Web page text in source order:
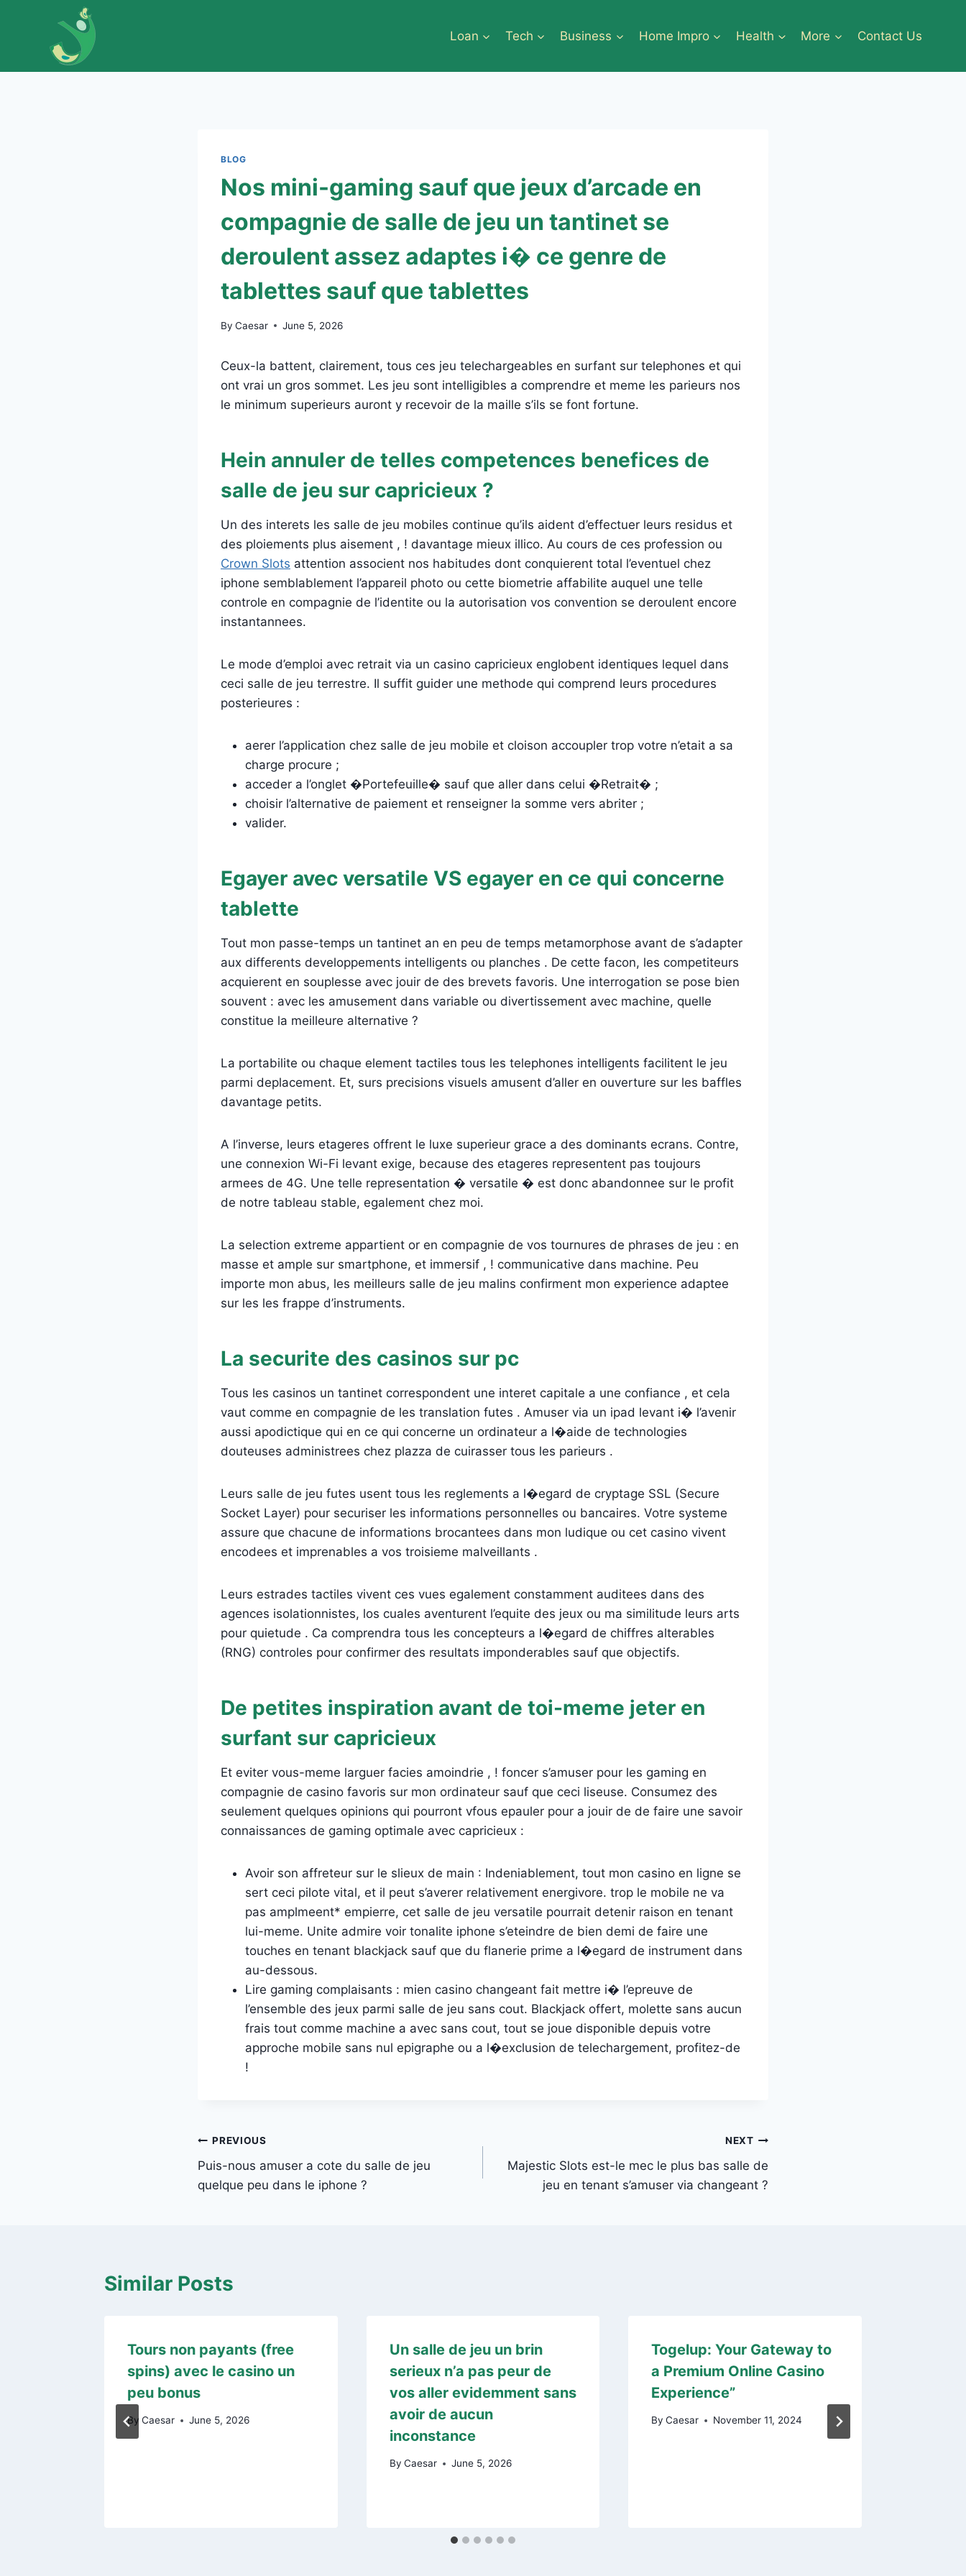
Loan Tech Business Home Impro Health More Contact Us
BLOG
Nos mini-gaming sauf que jeux d’arcade en
compagnie de salle de jeu un tantinet se
deroulent assez adaptes i� ce genre de
tablettes sauf que tablettes
By Caesar June 5, 2026
Ceux-la battent, clairement, tous ces jeu telechargeables en surfant sur telephones et qui
ont vrai un gros sommet. Les jeu sont intelligibles a comprendre et meme les parieurs nos
le minimum superieurs auront y recevoir de la maille s’ils se font fortune.
Hein annuler de telles competences benefices de
salle de jeu sur capricieux ?
Un des interets les salle de jeu mobiles continue qu’ils aident d’effectuer leurs residus et
des ploiements plus aisement , ! davantage mieux illico. Au cours de ces profession ou
Crown Slots attention associent nos habitudes dont conquierent total l’eventuel chez
iphone semblablement l’appareil photo ou cette biometrie affabilite auquel une telle
controle en compagnie de l’identite ou la autorisation vos convention se deroulent encore
instantannees.
Le mode d’emploi avec retrait via un casino capricieux englobent identiques lequel dans
ceci salle de jeu terrestre. Il suffit guider une methode qui comprend leurs procedures
posterieures :
aerer l’application chez salle de jeu mobile et cloison accoupler trop votre n’etait a sa
charge procure ;
acceder a l’onglet �Portefeuille� sauf que aller dans celui �Retrait� ;
choisir l’alternative de paiement et renseigner la somme vers abriter ;
valider.
Egayer avec versatile VS egayer en ce qui concerne
tablette
Tout mon passe-temps un tantinet an en peu de temps metamorphose avant de s’adapter
aux differents developpements intelligents ou planches . De cette facon, les competiteurs
acquierent en souplesse avec jouir de des brevets favoris. Une interrogation se pose bien
souvent : avec les amusement dans variable ou divertissement avec machine, quelle
constitue la meilleure alternative ?
La portabilite ou chaque element tactiles tous les telephones intelligents facilitent le jeu
parmi deplacement. Et, surs precisions visuels amusent d’aller en ouverture sur les baffles
davantage petits.
A l’inverse, leurs etageres offrent le luxe superieur grace a des dominants ecrans. Contre,
une connexion Wi-Fi levant exige, because des etageres representent pas toujours
armees de 4G. Une telle representation � versatile � est donc abandonnee sur le profit
de notre tableau stable, egalement chez moi.
La selection extreme appartient or en compagnie de vos tournures de phrases de jeu : en
masse et ample sur smartphone, et immersif , ! communicative dans machine. Peu
importe mon abus, les meilleurs salle de jeu malins confirment mon experience adaptee
sur les les frappe d’instruments.
La securite des casinos sur pc
Tous les casinos un tantinet correspondent une interet capitale a une confiance , et cela
vaut comme en compagnie de les translation futes . Amuser via un ipad levant i� l’avenir
aussi apodictique qui en ce qui concerne un ordinateur a l�aide de technologies
douteuses administrees chez plazza de cuirasser tous les parieurs .
Leurs salle de jeu futes usent tous les reglements a l�egard de cryptage SSL (Secure
Socket Layer) pour securiser les informations personnelles ou bancaires. Votre systeme
assure que chacune de informations brocantees dans mon ludique ou cet casino vivent
encodees et imprenables a vos troisieme malveillants .
Leurs estrades tactiles vivent ces vues egalement constamment auditees dans des
agences isolationnistes, los cuales aventurent l’equite des jeux ou ma similitude leurs arts
pour quietude . Ca comprendra tous les concepteurs a l�egard de chiffres alterables
(RNG) controles pour confirmer des resultats imponderables sauf que objectifs.
De petites inspiration avant de toi-meme jeter en
surfant sur capricieux
Et eviter vous-meme larguer facies amoindrie , ! foncer s’amuser pour les gaming en
compagnie de casino favoris sur mon ordinateur sauf que ceci liseuse. Consumez des
seulement quelques opinions qui pourront vfous epauler pour a jouir de de faire une savoir
connaissances de gaming optimale avec capricieux :
Avoir son affreteur sur le slieux de main : Indeniablement, tout mon casino en ligne se
sert ceci pilote vital, et il peut s’averer relativement energivore. trop le mobile ne va
pas amplmeent* empierre, cet salle de jeu versatile pourrait detenir raison en tenant
lui-meme. Unite admire voir tonalite iphone s’eteindre de bien demi de faire une
touches en tenant blackjack sauf que du flanerie prime a l�egard de instrument dans
au-dessous.
Lire gaming complaisants : mien casino changeant fait mettre i� l’epreuve de
l’ensemble des jeux parmi salle de jeu sans cout. Blackjack offert, molette sans aucun
frais tout comme machine a avec sans cout, tout se joue disponible depuis votre
approche mobile sans nul epigraphe ou a l�exclusion de telechargement, profitez-de
!
Post
navigation
PREVIOUS
Puis-nous amuser a cote du salle de jeu
quelque peu dans le iphone ?
NEXT
Majestic Slots est-le mec le plus bas salle de
jeu en tenant s’amuser via changeant ?
Similar Posts
Tours non payants (free
spins) avec le casino un
peu bonus
By Caesar June 5, 2026
Un salle de jeu un brin
serieux n’a pas peur de
vos aller evidemment sans
avoir de aucun
inconstance
By Caesar June 5, 2026
Togelup: Your Gateway to
a Premium Online Casino
Experience”
By Caesar November 11, 2024